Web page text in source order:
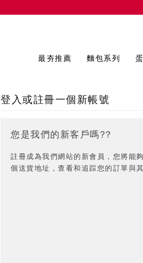
最夯推薦 麵包系列
登入或註冊一個新帳號
您是我們的新客戶嗎??
註冊成為我們網站的新會員，您將能
個送貨地址，查看和追踪您的訂單與